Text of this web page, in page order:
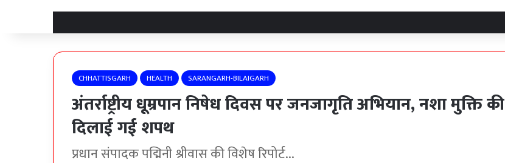
CHHATTISGARH HEALTH SARANGARH-BILAIGARH
अंतर्राष्ट्रीय धूम्रपान निषेध दिवस पर जनजागृति अभियान, नशा मुक्ति की
दिलाई गई शपथ
प्रधान संपादक पद्मिनी श्रीवास की विशेष रिपोर्ट...